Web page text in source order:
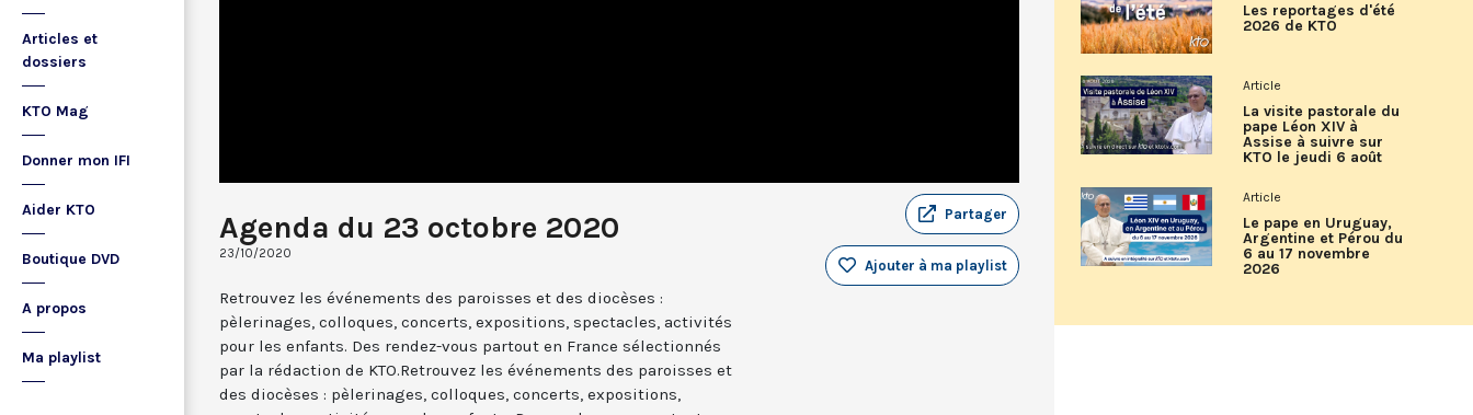
Articles et
dossiers
KTO Mag
Donner mon IFI
Aider KTO
Boutique DVD
A propos
Ma playlist
Agenda du 23 octobre 2020
23/10/2020
Partager
Ajouter à ma playlist
Retrouvez les événements des paroisses et des diocèses :
pèlerinages, colloques, concerts, expositions, spectacles, activités
pour les enfants. Des rendez-vous partout en France sélectionnés
par la rédaction de KTO.Retrouvez les événements des paroisses et
des diocèses : pèlerinages, colloques, concerts, expositions,
Les reportages d'été
2026 de KTO
Article
La visite pastorale du
pape Léon XIV à
Assise à suivre sur
KTO le jeudi 6 août
Article
Le pape en Uruguay,
Argentine et Pérou du
6 au 17 novembre
2026